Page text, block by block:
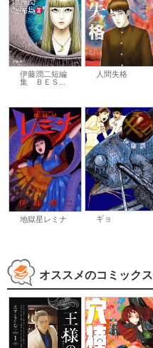
伊藤潤二短編
集 ＢＥＳ...
人間失格
地獄星レミナ ギョ
オススメのコミックス